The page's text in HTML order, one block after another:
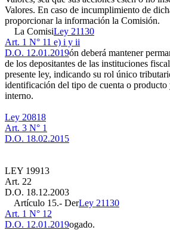
Valores. En caso de incumplimiento de
proporcionar la información la Comisión.
La ComisiLey 21130
Art. 1 N° 11 e) i y ii
D.O. 12.01.2019ón deberá mantener
de los depositantes de las instituciones
presente ley, indicando su rol único
identificación del tipo de cuenta o producto
interno.
Ley 20818
Art. 3 N° 1
D.O. 18.02.2015
LEY 19913
Art. 22
D.O. 18.12.2003
Artículo 15.- DerLey 21130
Art. 1 N° 12
D.O. 12.01.2019ogado.